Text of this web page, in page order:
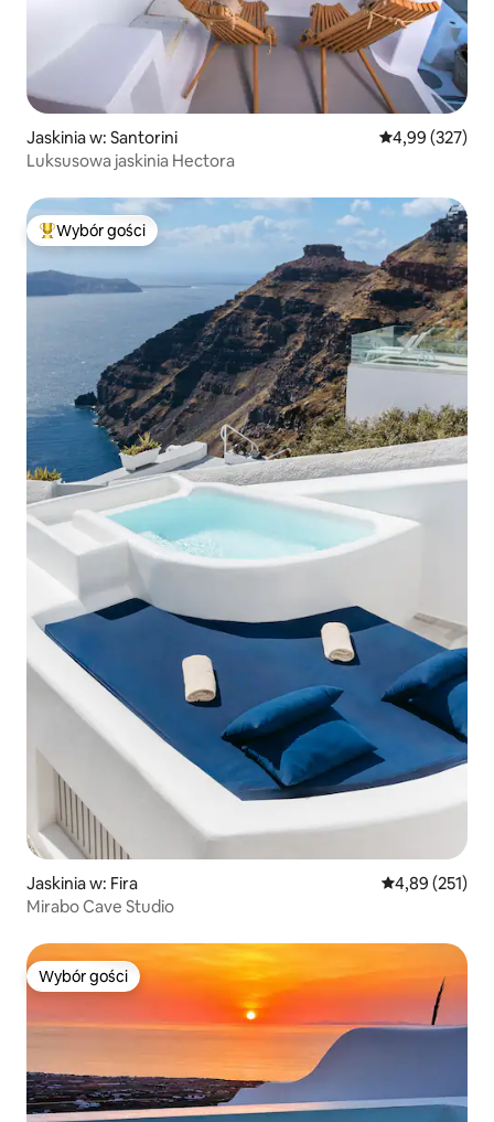
Jaskinia w: Santorini Średnia
4,99 (327)
Luksusowa jaskinia Hectora
Najpopularniejsze z kategorii Wybór gości
Wybór gości
Jaskinia w: Fira Średnia
4,89 (251)
Mirabo Cave Studio
Wybór gości
Wybór gości